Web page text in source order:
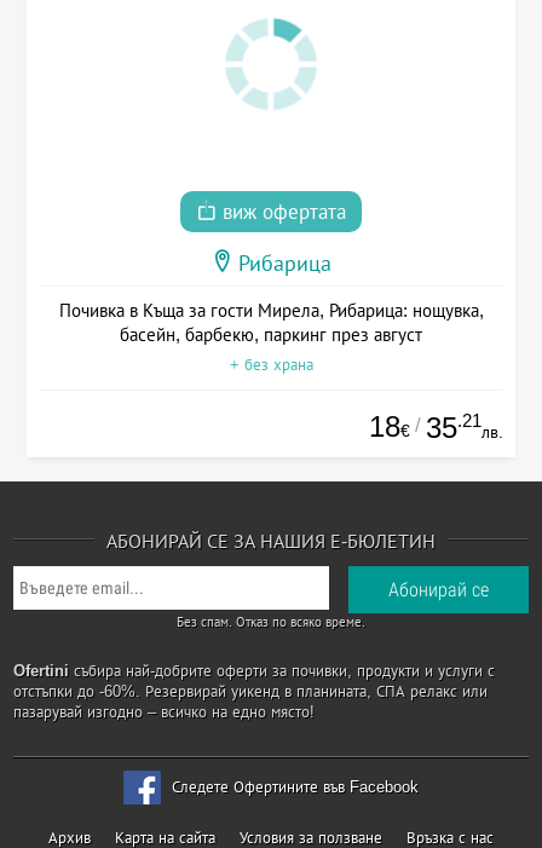
виж офертата
Рибарица
Почивка в Къща за гости Мирела, Рибарица: нощувка,
басейн, барбекю, паркинг през август
+ без храна
18€ / 35.21
лв.
АБОНИРАЙ СЕ ЗА НАШИЯ Е-БЮЛЕТИН
Без спам. Отказ по всяко време.
Ofertini събира най-добрите оферти за почивки, продукти и услуги с
отстъпки до -60%. Резервирай уикенд в планината, СПА релакс или
пазарувай изгодно – всичко на едно място!
Следете Офертините във Facebook
Архив Карта на сайта Условия за ползване Връзка с нас